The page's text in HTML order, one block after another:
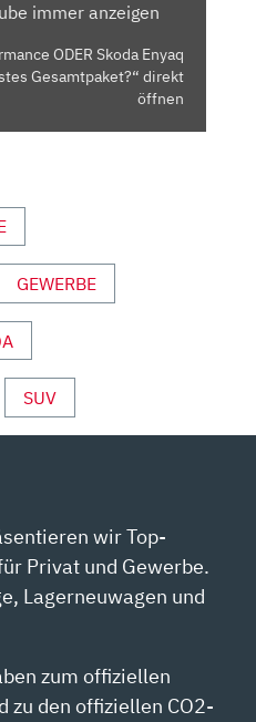
immer anzeigen
ODER Skoda Enyaq
Gesamtpaket?“ direkt
öffnen
GEWERBE
SUV
wir Top-
Privat und Gewerbe.
Lagerneuwagen und
zum offiziellen
zu den offiziellen CO2-